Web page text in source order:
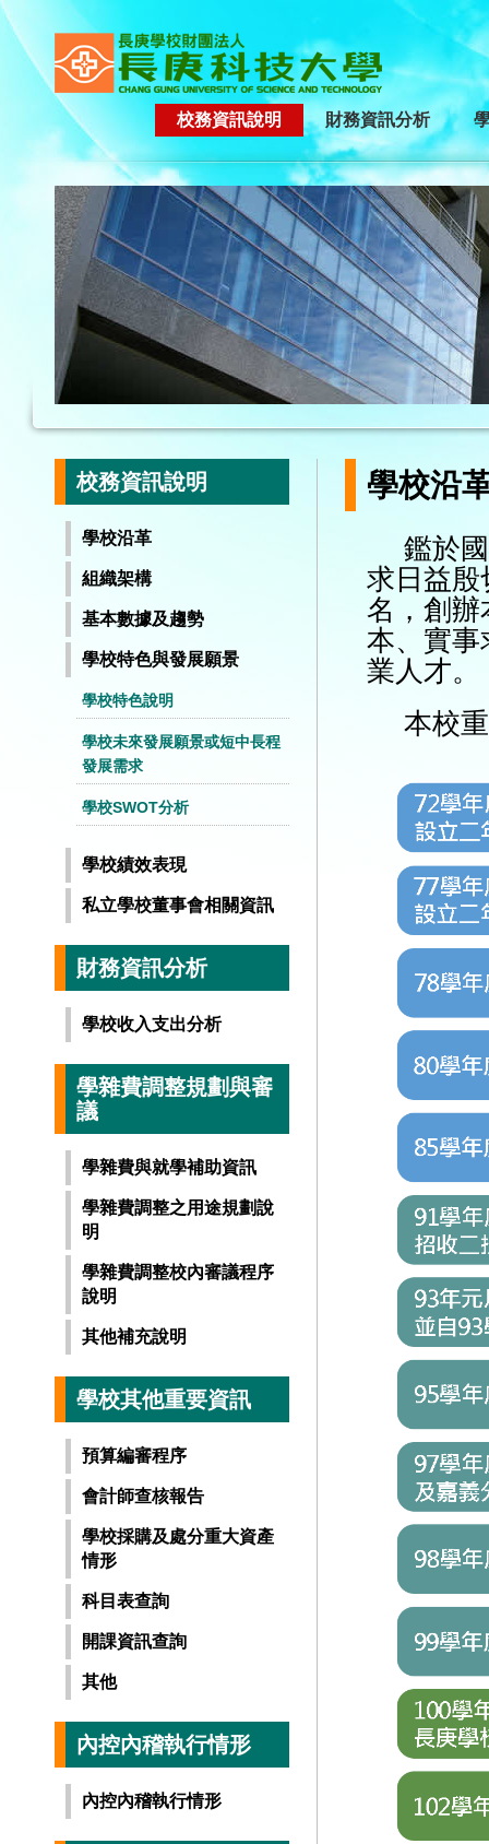
校務資訊說明 財務資訊分析
校務資訊說明
學校沿革
組織架構
基本數據及趨勢
學校特色與發展願景
學校特色說明
學校未來發展願景或短中長程
發展需求
學校SWOT分析
學校績效表現
私立學校董事會相關資訊
財務資訊分析
學校收入支出分析
學雜費調整規劃與審
議
學雜費與就學補助資訊
學雜費調整之用途規劃說
明
學雜費調整校內審議程序
說明
其他補充說明
學校其他重要資訊
預算編審程序
會計師查核報告
學校採購及處分重大資產
情形
科目表查詢
開課資訊查詢
其他
內控內稽執行情形
內控內稽執行情形
學校沿
鑑於
求日益殷
名，創辦
本、實事
業人才。
本校